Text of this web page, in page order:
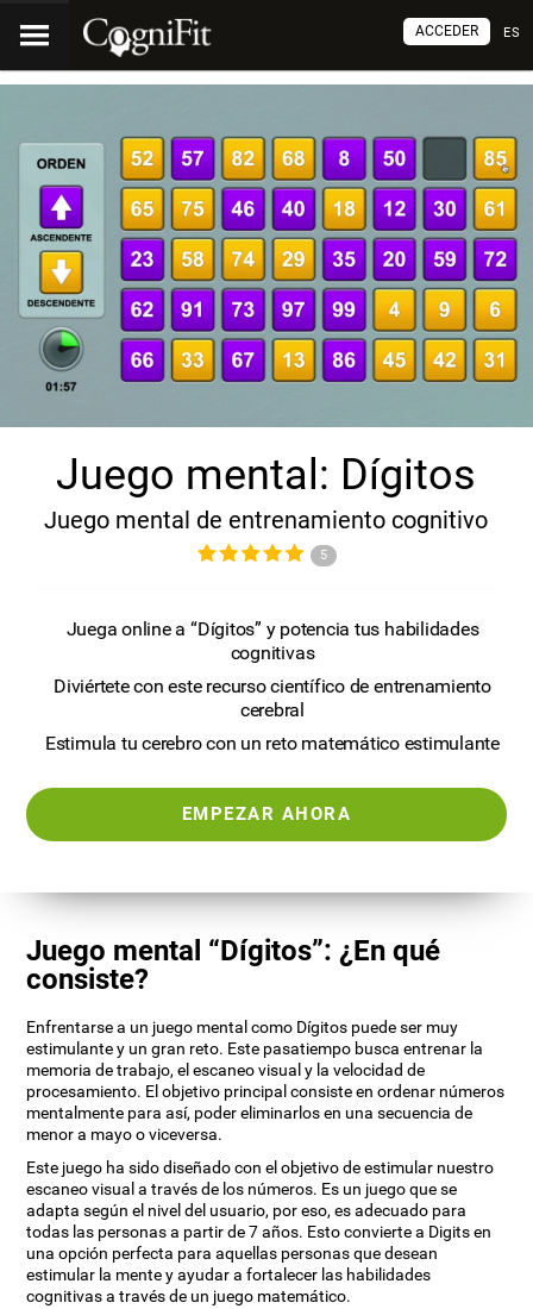
ES
ACCEDER
Juego mental: Dígitos
Juego mental de entrenamiento cognitivo
5
Juega online a “Dígitos” y potencia tus habilidades
cognitivas
Diviértete con este recurso científico de entrenamiento
cerebral
Estimula tu cerebro con un reto matemático estimulante
EMPEZAR AHORA
Juego mental “Dígitos”: ¿En qué
consiste?
Enfrentarse a un juego mental como Dígitos puede ser muy
estimulante y un gran reto. Este pasatiempo busca entrenar la
memoria de trabajo, el escaneo visual y la velocidad de
procesamiento. El objetivo principal consiste en ordenar números
mentalmente para así, poder eliminarlos en una secuencia de
menor a mayo o viceversa.
Este juego ha sido diseñado con el objetivo de estimular nuestro
escaneo visual a través de los números. Es un juego que se
adapta según el nivel del usuario, por eso, es adecuado para
todas las personas a partir de 7 años. Esto convierte a Digits en
una opción perfecta para aquellas personas que desean
estimular la mente y ayudar a fortalecer las habilidades
cognitivas a través de un juego matemático.